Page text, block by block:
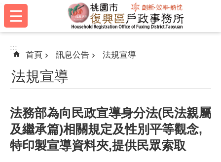
跳到主要內容區塊
:::
:::
首頁 訊息公告 法規宣導
法規宣導
法務部為向民政宣導身分法(民法親屬
及繼承篇)相關規定及性別平等觀念,
特印製宣導資料夾,提供民眾索取